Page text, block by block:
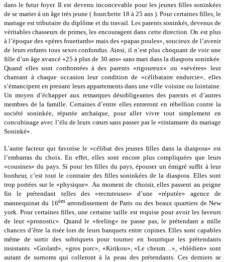
dans le futur foyer. Il est devenu inconcevable pour les jeunes filles soninkées
de se marier à un âge très jeune ( fourchette 18 à 25 ans ). Pour certaines filles, le
mariage est tributaire du diplôme et du travail. Les parents soninkés, devenus de
véritables chasseurs de primes, les encouragent dans cette direction. On est plus
à l’époque des «pères fouettards» mais des «papas poules», soucieux de l’avenir
de leurs enfants tous sexes confondus. Ainsi, il n’est plus choquant de voir une
fille d’un âge avancé «25 à plus de 30 ans» sans mari dans la diaspora soninkée.
Quand elles sont confrontées à des parents «rigoureux» ou «sévères» leur
chantant à chaque occasion leur condition de «célibataire endurcie», elles
s’émancipent en prenant leurs appartements dans une ville voisine ou lointaine.
Un moyen d’échapper aux remarques désobligeantes des parents et d’autres
membres de la famille. Certaines d’entre elles entreront en rébellion contre la
société soninkée, réputée archaïque, pour aller vivre tout simplement en
concubinage avec l’élu de leurs cœurs sans passer par le «tintamarre du mariage
Soninké».
L’autre facteur qui favorise le «célibat des jeunes filles dans la diaspora» est
l’embarras du choix. En effet, elles sont encore plus compliquées que leurs
«cousines» du pays. Si pour les filles du pays, épouser un émigré suffit à leur
bonheur, c’est tout le contraire des filles soninkées de la diaspora. Elles sont
trop portées sur le «physique». Au moment de choisir, elles passent au peigne
fin le prétendant telles des «recruteuses» d’une «réputée» agence de
mannequinat du 16èm arrondissement de Paris ou des beaux quartiers de New
york. Pour certaines filles, une certaine taille est requise pour avoir les faveurs
de leur «pronostic». Quand le «feeling» ne passe pas, le prétendant a mille
chances d’être la risée lors de leurs banquets entre copines. Elles sont capables
même de sortir des sobriquets pour tourner en bourrique les prétendants
insistants. «Grolard», «gros porc», «Kirikou», «Le cheum…», «blédien» sont
autant de surnoms qui colleront à la peau des prétendants. Ces derniers se